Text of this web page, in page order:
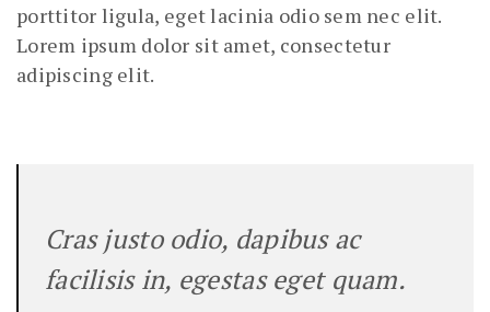
porttitor ligula, eget lacinia odio sem nec elit.
Lorem ipsum dolor sit amet, consectetur
adipiscing elit.
Cras justo odio, dapibus ac
facilisis in, egestas eget quam.